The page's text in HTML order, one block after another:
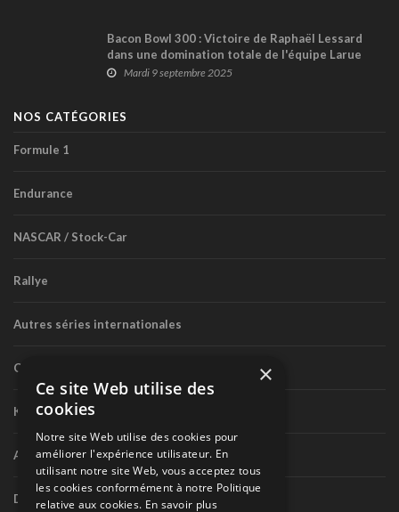
Bacon Bowl 300 : Victoire de Raphaël Lessard
dans une domination totale de l'équipe Larue
Mardi 9 septembre 2025
NOS CATÉGORIES
Formule 1
Endurance
NASCAR / Stock-Car
Rallye
Autres séries internationales
Circuit routier canadien
Karting
Autres séries nationales
Divers
×
Ce site Web utilise des
cookies
Notre site Web utilise des cookies pour
améliorer l'expérience utilisateur. En
utilisant notre site Web, vous acceptez tous
les cookies conformément à notre Politique
relative aux cookies. En savoir plus